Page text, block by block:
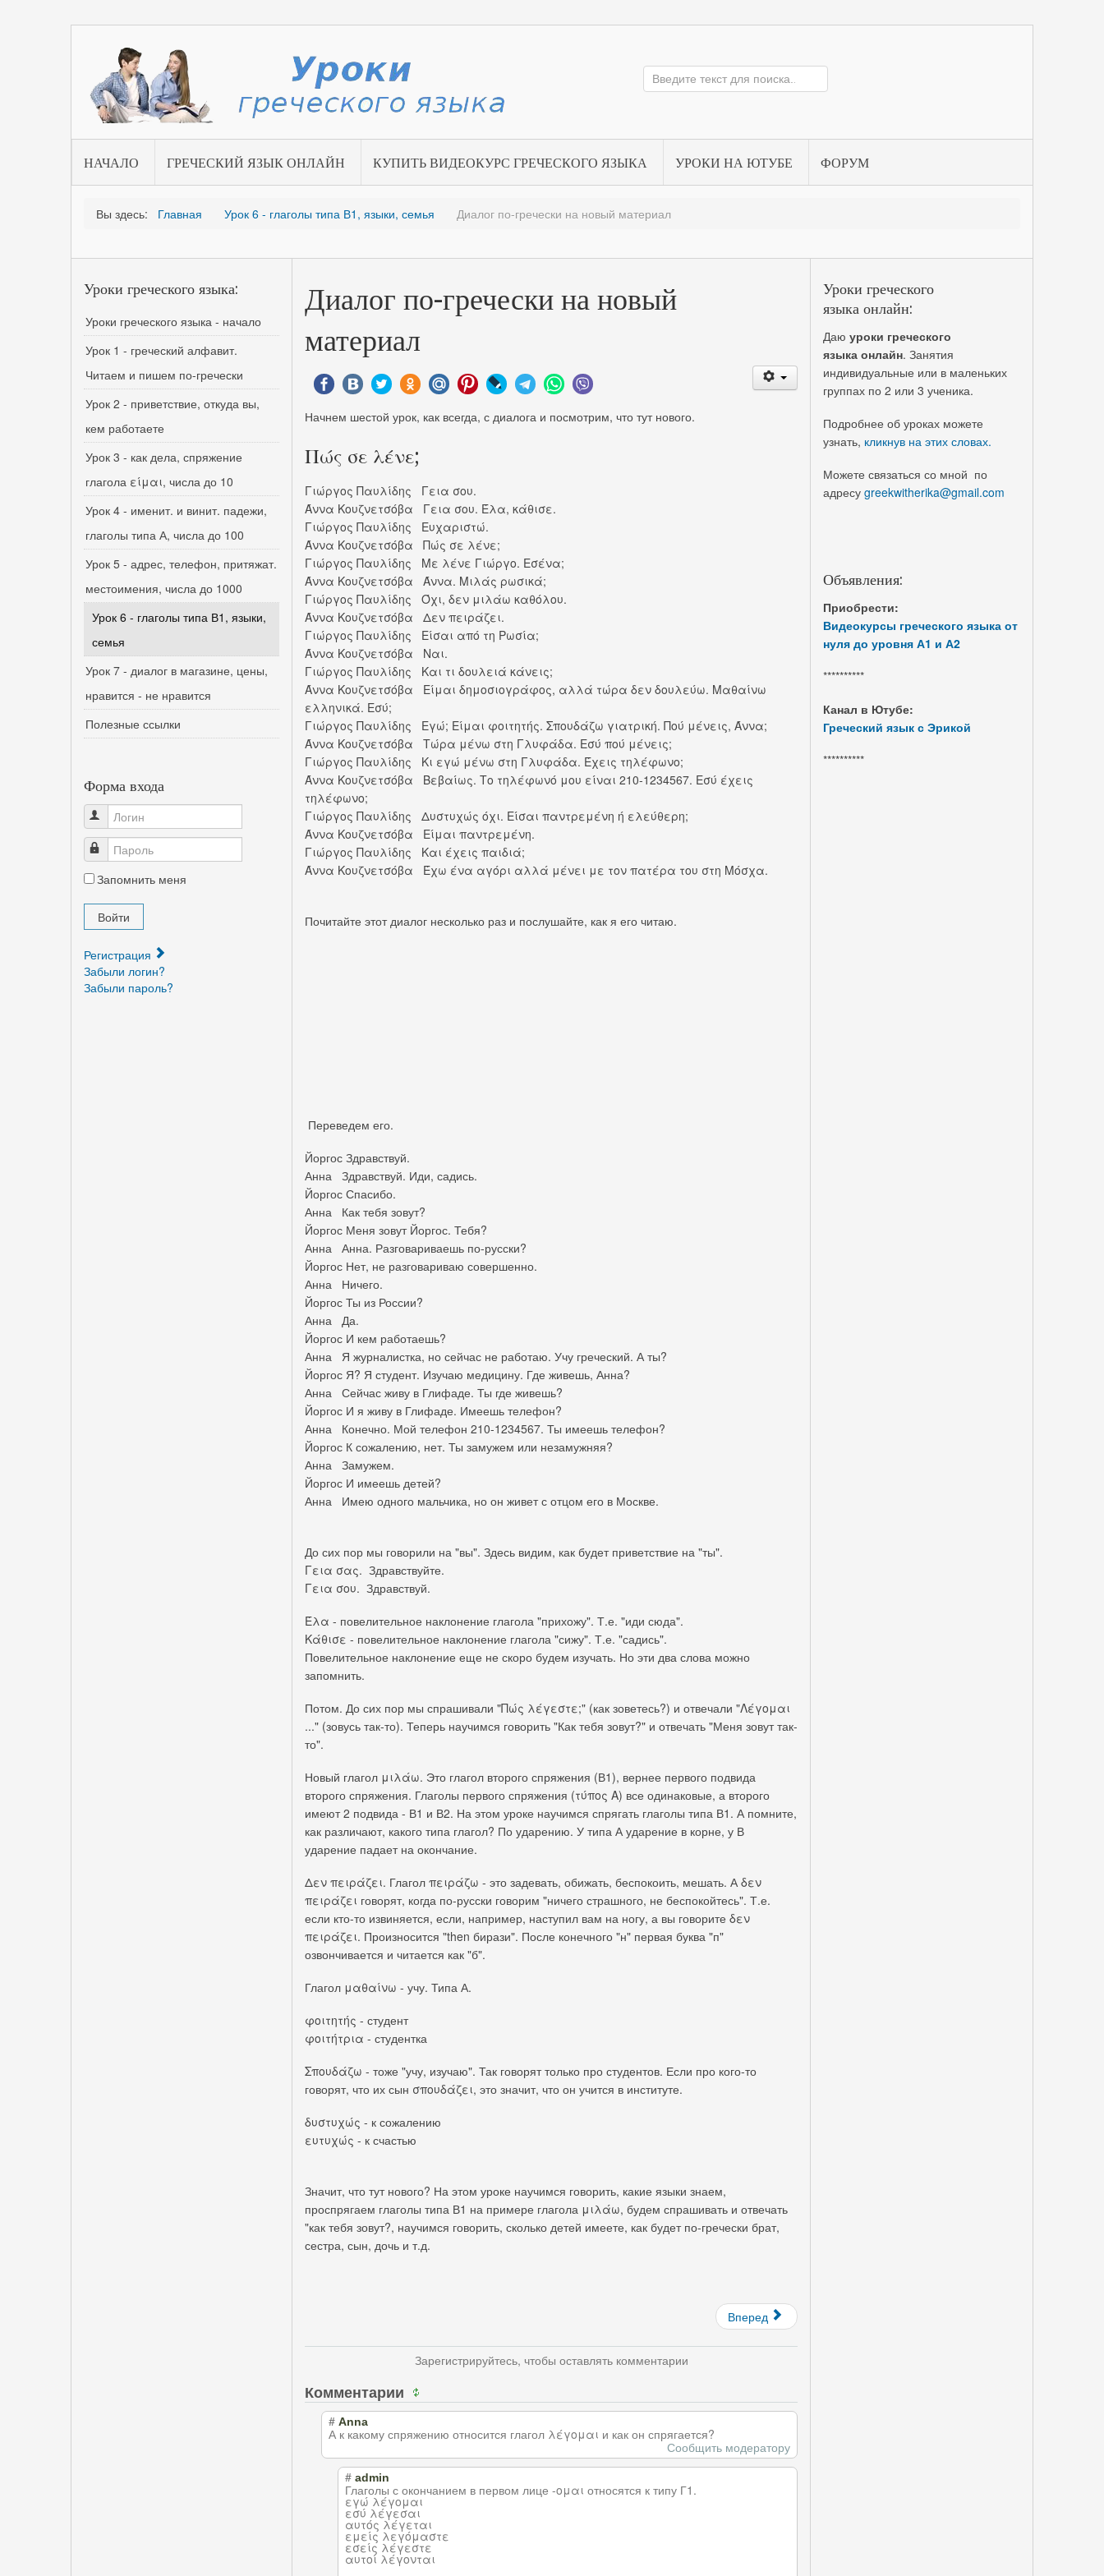
НАЧАЛО ГРЕЧЕСКИЙ ЯЗЫК ОНЛАЙН КУПИТЬ ВИДЕОКУРС ГРЕЧЕСКОГО ЯЗЫКА УРОКИ НА ЮТУБЕ ФОРУМ
Вы здесь: Главная Урок 6 - глаголы типа В1, языки, семья Диалог по-гречески на новый материал
Уроки греческого языка:
Уроки греческого языка - начало
Урок 1 - греческий алфавит.
Читаем и пишем по-гречески
Урок 2 - приветствие, откуда вы,
кем работаете
Урок 3 - как дела, спряжение
глагола είμαι, числа до 10
Урок 4 - именит. и винит. падежи,
глаголы типа А, числа до 100
Урок 5 - адрес, телефон, притяжат.
местоимения, числа до 1000
Урок 6 - глаголы типа В1, языки,
семья
Урок 7 - диалог в магазине, цены,
нравится - не нравится
Полезные ссылки
Форма входа
Логин
Пароль
Запомнить меня
Войти
Регистрация
Забыли логин?
Забыли пароль?
Диалог по-гречески на новый
материал
Начнем шестой урок, как всегда, с диалога и посмотрим, что тут нового.
Πώς σε λένε;
Γιώργος Παυλίδης Γεια σου.
Άννα Κουζνετσόβα Γεια σου. Έλα, κάθισε.
Γιώργος Παυλίδης Ευχαριστώ.
Άννα Κουζνετσόβα Πώς σε λένε;
Γιώργος Παυλίδης Με λένε Γιώργο. Εσένα;
Άννα Κουζνετσόβα Άννα. Μιλάς ρωσικά;
Γιώργος Παυλίδης Όχι, δεν μιλάω καθόλου.
Άννα Κουζνετσόβα Δεν πειράζει.
Γιώργος Παυλίδης Είσαι από τη Ρωσία;
Άννα Κουζνετσόβα Ναι.
Γιώργος Παυλίδης Και τι δουλειά κάνεις;
Άννα Κουζνετσόβα Είμαι δημοσιογράφος, αλλά τώρα δεν δουλεύω. Μαθαίνω
ελληνικά. Εσύ;
Γιώργος Παυλίδης Εγώ; Είμαι φοιτητής. Σπουδάζω γιατρική. Πού μένεις, Άννα;
Άννα Κουζνετσόβα Τώρα μένω στη Γλυφάδα. Εσύ πού μένεις;
Γιώργος Παυλίδης Κι εγώ μένω στη Γλυφάδα. Έχεις τηλέφωνο;
Άννα Κουζνετσόβα Βεβαίως. Το τηλέφωνό μου είναι 210-1234567. Εσύ έχεις
τηλέφωνο;
Γιώργος Παυλίδης Δυστυχώς όχι. Είσαι παντρεμένη ή ελεύθερη;
Άννα Κουζνετσόβα Είμαι παντρεμένη.
Γιώργος Παυλίδης Και έχεις παιδιά;
Άννα Κουζνετσόβα Έχω ένα αγόρι αλλά μένει με τον πατέρα του στη Μόσχα.
Почитайте этот диалог несколько раз и послушайте, как я его читаю.
Переведем его.
Йоргос Здравствуй.
Анна Здравствуй. Иди, садись.
Йоргос Спасибо.
Анна Как тебя зовут?
Йоргос Меня зовут Йоргос. Тебя?
Анна Анна. Разговариваешь по-русски?
Йоргос Нет, не разговариваю совершенно.
Анна Ничего.
Йоргос Ты из России?
Анна Да.
Йоргос И кем работаешь?
Анна Я журналистка, но сейчас не работаю. Учу греческий. А ты?
Йоргос Я? Я студент. Изучаю медицину. Где живешь, Анна?
Анна Сейчас живу в Глифаде. Ты где живешь?
Йоргос И я живу в Глифаде. Имеешь телефон?
Анна Конечно. Мой телефон 210-1234567. Ты имеешь телефон?
Йоргос К сожалению, нет. Ты замужем или незамужняя?
Анна Замужем.
Йоргос И имеешь детей?
Анна Имею одного мальчика, но он живет с отцом его в Москве.
До сих пор мы говорили на "вы". Здесь видим, как будет приветствие на "ты".
Γεια σας. Здравствуйте.
Γεια σου. Здравствуй.
Έλα - повелительное наклонение глагола "прихожу". Т.е. "иди сюда".
Κάθισε - повелительное наклонение глагола "сижу". Т.е. "садись".
Повелительное наклонение еще не скоро будем изучать. Но эти два слова можно
запомнить.
Потом. До сих пор мы спрашивали "Πώς λέγεστε;" (как зоветесь?) и отвечали "Λέγομαι
..." (зовусь так-то). Теперь научимся говорить "Как тебя зовут?" и отвечать "Меня зовут так-
то".
Новый глагол μιλάω. Это глагол второго спряжения (В1), вернее первого подвида
второго спряжения. Глаголы первого спряжения (τύπος Α) все одинаковые, а второго
имеют 2 подвида - В1 и В2. На этом уроке научимся спрягать глаголы типа В1. А помните,
как различают, какого типа глагол? По ударению. У типа А ударение в корне, у В
ударение падает на окончание.
Δεν πειράζει. Глагол πειράζω - это задевать, обижать, беспокоить, мешать. А δεν
πειράζει говорят, когда по-русски говорим "ничего страшного, не беспокойтесь". Т.е.
если кто-то извиняется, если, например, наступил вам на ногу, а вы говорите δεν
πειράζει. Произносится "then бирази". После конечного "н" первая буква "п"
озвончивается и читается как "б".
Глагол μαθαίνω - учу. Типа А.
φοιτητής - студент
φοιτήτρια - студентка
Σπουδάζω - тоже "учу, изучаю". Так говорят только про студентов. Если про кого-то
говорят, что их сын σπουδάζει, это значит, что он учится в институте.
δυστυχώς - к сожалению
ευτυχώς - к счастью
Значит, что тут нового? На этом уроке научимся говорить, какие языки знаем,
проспрягаем глаголы типа В1 на примере глагола μιλάω, будем спрашивать и отвечать
"как тебя зовут?, научимся говорить, сколько детей имеете, как будет по-гречески брат,
сестра, сын, дочь и т.д.
Вперед
Зарегистрируйтесь, чтобы оставлять комментарии
Комментарии
# Anna
А к какому спряжению относится глагол λέγομαι и как он спрягается?
Сообщить модератору
# admin
Глаголы с окончанием в первом лице -ομαι относятся к типу Г1.
εγώ λέγομαι
εσύ λέγεσαι
αυτός λέγεται
εμείς λεγόμαστε
εσείς λέγεστε
αυτοί λέγονται
Уроки греческого
языка онлайн:
Даю уроки греческого
языка онлайн. Занятия
индивидуальные или в маленьких
группах по 2 или 3 ученика.
Подробнее об уроках можете
узнать, кликнув на этих словах.
Можете связаться со мной по
адресу greekwitherika@gmail.com
Объявления:
Приобрести:
Видеокурсы греческого языка от
нуля до уровня А1 и А2
**********
Канал в Ютубе:
Греческий язык с Эрикой
**********